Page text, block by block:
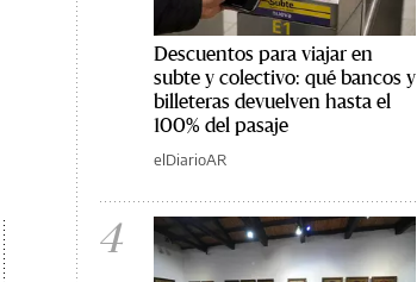
Descuentos para viajar en
subte y colectivo: qué bancos y
billeteras devuelven hasta el
100% del pasaje
elDiarioAR
4